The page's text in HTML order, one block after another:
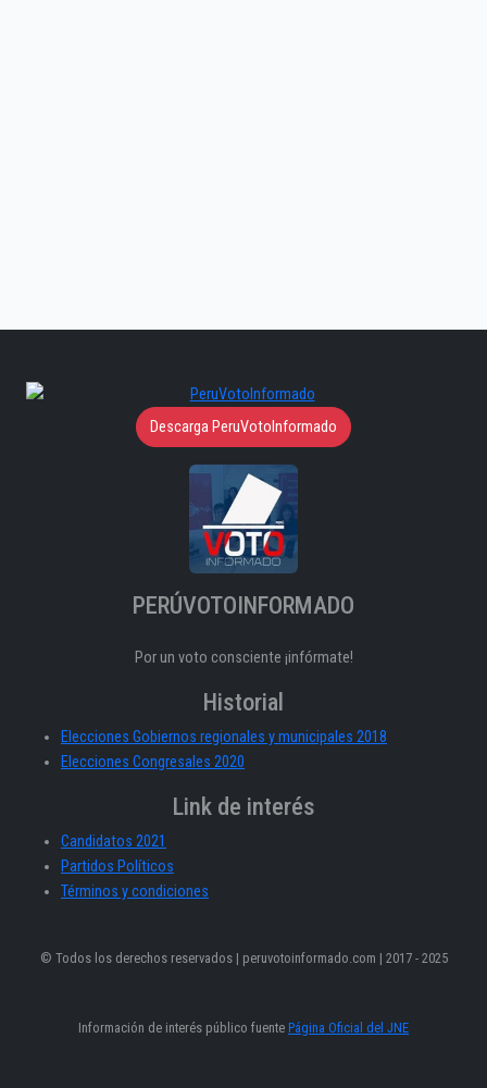
Descarga PeruVotoInformado
PERÚVOTOINFORMADO
Por un voto consciente ¡infórmate!
Historial
Elecciones Gobiernos regionales y municipales 2018
Elecciones Congresales 2020
Link de interés
Candidatos 2021
Partidos Políticos
Términos y condiciones
© Todos los derechos reservados | peruvotoinformado.com | 2017 - 2025
Información de interés público fuente Página Oficial del JNE